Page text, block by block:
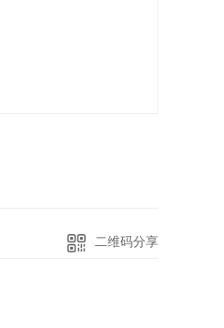
二维码分享